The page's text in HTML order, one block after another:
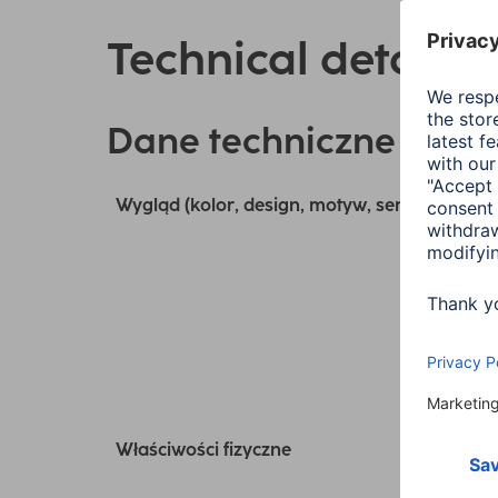
Technical details
Dane techniczne
Wygląd (kolor, design, motyw, seria)
Właściwości fizyczne